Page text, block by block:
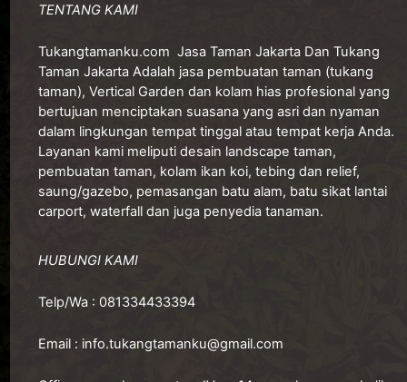
TENTANG KAMI
Tukangtamanku.com Jasa Taman Jakarta Dan Tukang
Taman Jakarta Adalah jasa pembuatan taman (tukang
taman), Vertical Garden dan kolam hias profesional yang
bertujuan menciptakan suasana yang asri dan nyaman
dalam lingkungan tempat tinggal atau tempat kerja Anda.
Layanan kami meliputi desain landscape taman,
pembuatan taman, kolam ikan koi, tebing dan relief,
saung/gazebo, pemasangan batu alam, batu sikat lantai
carport, waterfall dan juga penyedia tanaman.
HUBUNGI KAMI
Telp/Wa : 081334433394
Email : info.tukangtamanku@gmail.com